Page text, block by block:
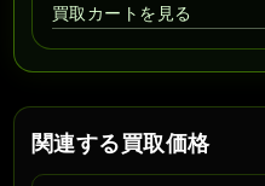
買取カートを見る
関連する買取価格